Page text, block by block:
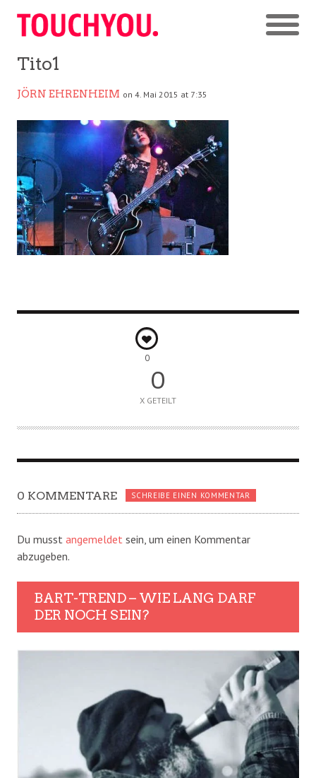
Tito1
JÖRN EHRENHEIM on 4. Mai 2015 at 7:35
0
0
X GETEILT
0 KOMMENTARE SCHREIBE EINEN KOMMENTAR
Du musst angemeldet sein, um einen Kommentar
abzugeben.
BART-TREND – WIE LANG DARF
DER NOCH SEIN?